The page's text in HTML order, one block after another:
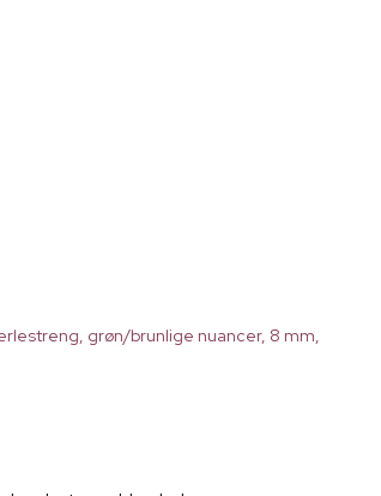
grøn/brunlige nuancer, 8 mm,